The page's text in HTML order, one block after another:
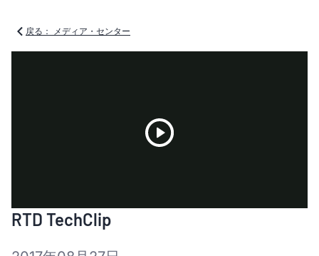
戻る： メディア・センター
RTD TechClip